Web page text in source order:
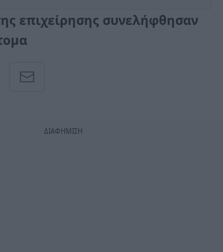
επιχείρησης συνελήφθησαν